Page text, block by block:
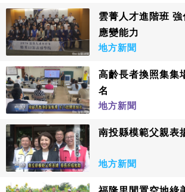
雲菁人才進階班
應變能力
地方新聞
高齡長者換照集集
名
地方新聞
南投縣模範父親表
地方新聞